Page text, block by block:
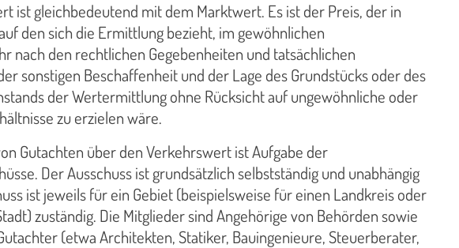
ist gleichbedeutend mit dem Marktwert. Es ist der Preis, der in
den sich die Ermittlung bezieht, im gewöhnlichen
nach den rechtlichen Gegebenheiten und tatsächlichen
sonstigen Beschaffenheit und der Lage des Grundstücks oder des
der Wertermittlung ohne Rücksicht auf ungewöhnliche oder
zu erzielen wäre.
Gutachten über den Verkehrswert ist Aufgabe der
Der Ausschuss ist grundsätzlich selbstständig und unabhängig
ist jeweils für ein Gebiet (beispielsweise für einen Landkreis oder
zuständig. Die Mitglieder sind Angehörige von Behörden sowie
(etwa Architekten, Statiker, Bauingenieure, Steuerberater,